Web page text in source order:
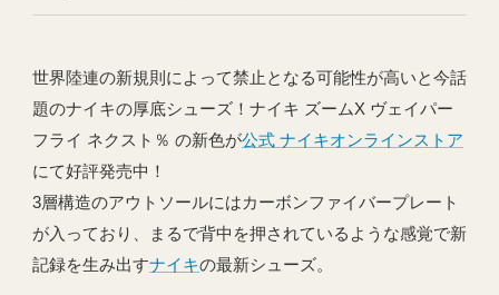
世界陸連の新規則によって禁止となる可能性が高いと今話
題のナイキの厚底シューズ！ナイキ ズームX ヴェイパー
フライ ネクスト％ の新色が公式 ナイキオンラインストア
にて好評発売中！
3層構造のアウトソールにはカーボンファイバープレート
が入っており、まるで背中を押されているような感覚で新
記録を生み出すナイキの最新シューズ。